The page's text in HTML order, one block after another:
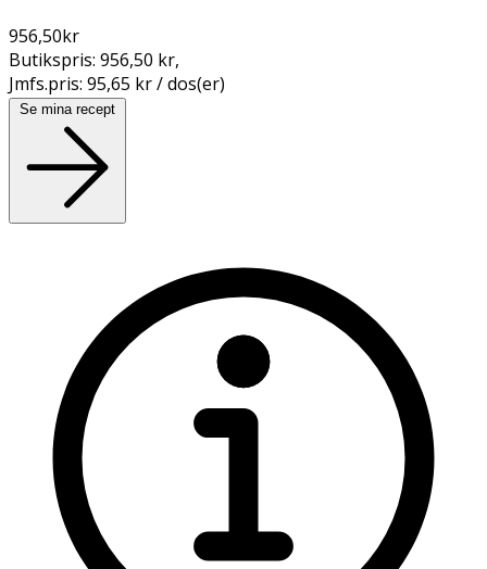
956,50kr
Butikspris: 956,50 kr,
Jmfs.pris: 95,65 kr / dos(er)
Se mina recept